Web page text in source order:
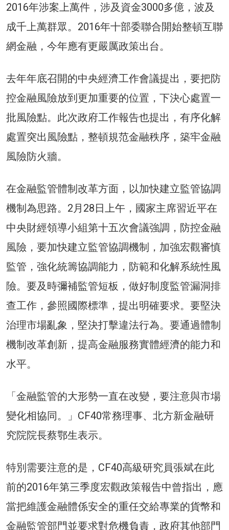
2016年涉案上萬件，涉及資金3000多億，波及
成千上萬群眾。2016年十部委聯合開始整頓互聯
網金融，今年應有更嚴厲政策出台。
去年年底召開的中央經濟工作會議提出，要把防
控金融風險放到更加重要的位置，下決心處置一
批風險點。此次政府工作報告也提出，有序化解
處置突出風險點，整頓規范金融秩序，築牢金融
風險防火牆。
在金融監管體制改革方面，以加快建立監管協調
機制為思路。2月28日上午，國家主席習近平在
中央財經領導小組第十五次會議強調，防控金融
風險，要加快建立監管協調機制，加強宏觀審慎
監管，強化統籌協調能力，防範和化解系統性風
險。要及時彌補監管短板，做好制度監管漏洞排
查工作，參照國際標準，提出明確要求。要堅決
治理市場亂象，堅決打擊違法行為。要通過體制
機制改革創新，提高金融服務實體經濟的能力和
水平。
「金融監管的大形勢一直在改變，要注意與市場
變化相協同。」CF40常務理事、北方新金融研
究院院長蔡鄂生表示。
特別需要注意的是，CF40高級研究員張斌在此
前的2016年第三季度宏觀政策報告中曾指出，應
當把維護金融體係安全的重任交給專業的貨幣和
金融監管部門並要求對危機負責，政府其他部門